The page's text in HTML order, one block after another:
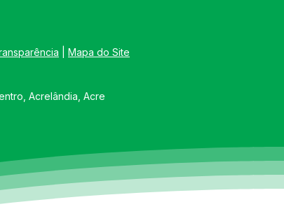
Mapa do Site
Acrelândia, Acre